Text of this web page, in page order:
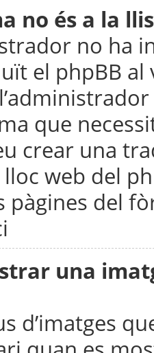
no és a la
no ha
el phpBB
que
crear una
web del
pàgines del
una
d’imatges